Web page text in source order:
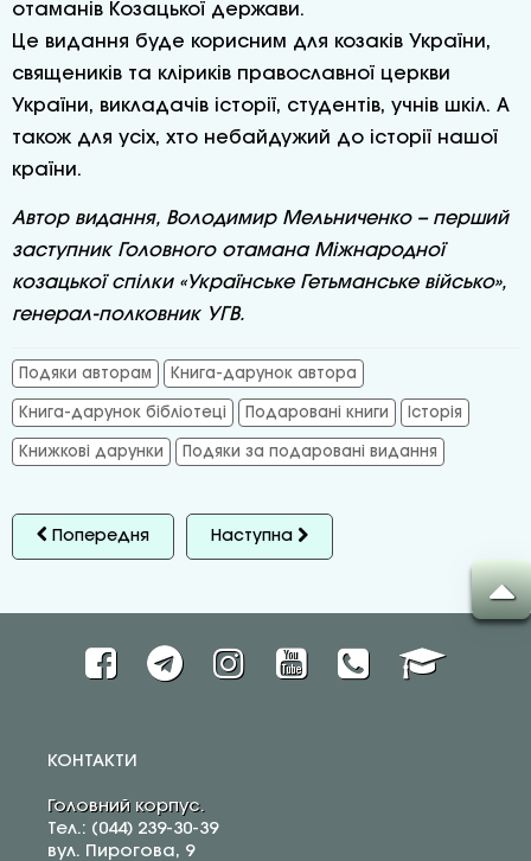
отаманів Козацької держави.
Це видання буде корисним для козаків України,
священиків та кліриків православної церкви
України, викладачів історії, студентів, учнів шкіл. А
також для усіх, хто небайдужий до історії нашої
країни.
Автор видання, Володимир Мельниченко – перший
заступник Головного отамана Міжнародної
козацької спілки «Українське Гетьманське військо»,
генерал-полковник УГВ.
Подяки авторам Книга-дарунок автора
Книга-дарунок бібліотеці Подаровані книги Історія
Книжкові дарунки Подяки за подаровані видання
Попередня Наступна
КОНТАКТИ
Головний корпус.
Тел.: (044) 239-30-39
вул. Пирогова, 9